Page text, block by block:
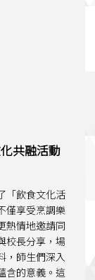
共融活動
「飲食文化活
僅享受烹調樂
熱情地邀請同
校長分享，場
，師生們深入
含的意義。這